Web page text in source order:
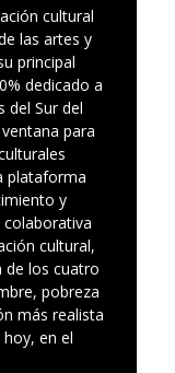
cultural
las artes y
principal
dedicado a
del Sur del
para
plataforma
y
cultural,
de los cuatro
pobreza
más realista
en el